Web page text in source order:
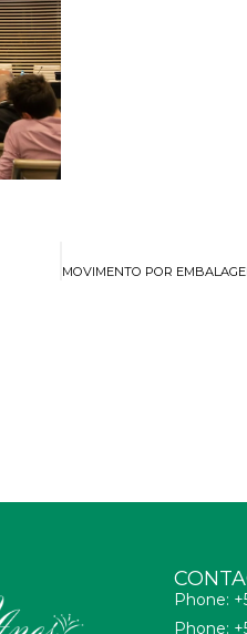
Phone:
Phone: